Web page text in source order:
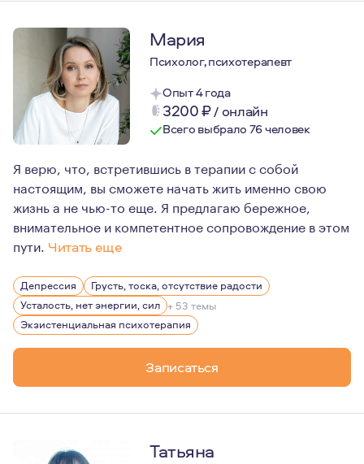
Мария
Психолог, психотерапевт
Опыт 4 года
3200₽/ онлайн
Всего выбрало 76 человек
Я верю, что, встретившись в терапии с собой
настоящим, вы сможете начать жить именно свою
жизнь а не чью-то еще. Я предлагаю бережное,
внимательное и компетентное сопровождение в этом
пути. Читать еще
К работе психолога я пришла через понимание того,
В работе для меня важен глубокий контакт с
Я очень люблю читать и вижу в художественной
Депрессия
Грусть, тоска, отсутствие радости
Усталость, нет энергии, сил + 53 темы
Экзистенциальная психотерапия
Записаться
Татьяна